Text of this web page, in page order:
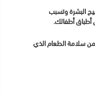
البشرة وتسبب
أطباق أطفالك.
سلامة الطعام الذي